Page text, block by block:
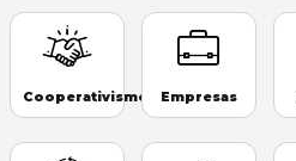
Cooperativismo Empresas